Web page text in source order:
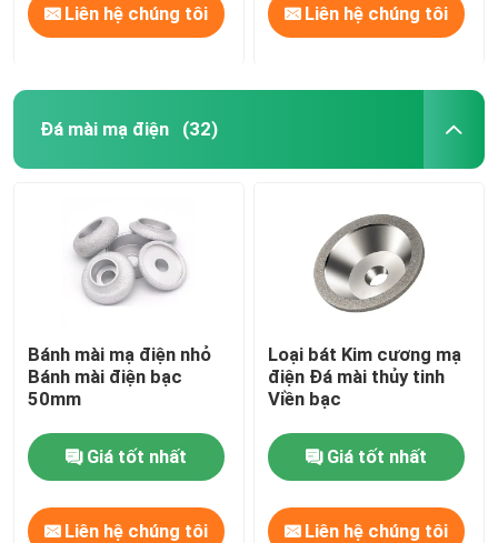
Liên hệ chúng tôi Liên hệ chúng tôi
Đá mài mạ điện (32)
Bánh mài mạ điện nhỏ
Bánh mài điện bạc
50mm
Giá tốt nhất
Liên hệ chúng tôi
Loại bát Kim cương mạ
điện Đá mài thủy tinh
Viền bạc
Giá tốt nhất
Liên hệ chúng tôi